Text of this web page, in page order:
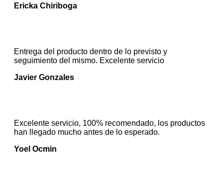
Ericka Chiriboga
Entrega del producto dentro de lo previsto y
seguimiento del mismo. Excelente servicio
Javier Gonzales
Excelente servicio, 100% recomendado, los productos
han llegado mucho antes de lo esperado.
Yoel Ocmin